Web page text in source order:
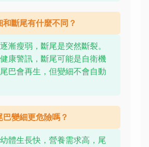
和斷尾有什麼不同？
漸瘦弱，斷尾是突然斷裂。
康警訊，斷尾可能是自衛機
巴會再生，但變細不會自動
巴變細更危險嗎？
體生長快，營養需求高，尾